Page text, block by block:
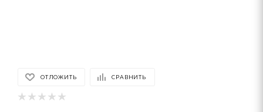
ОТЛОЖИТЬ СРАВНИТЬ